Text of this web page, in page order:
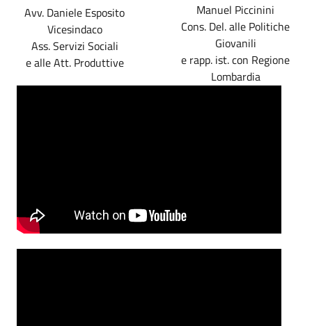
Avv. Daniele Esposito
Vicesindaco
Ass. Servizi Sociali
e alle Att. Produttive
Manuel Piccinini
Cons. Del. alle Politiche
Giovanili
e rapp. ist. con Regione
Lombardia